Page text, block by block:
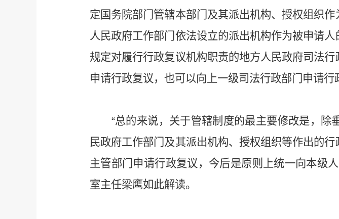
定国务院部门管辖本部门及其派出机构、授权组织
人民政府工作部门依法设立的派出机构作为被申请
规定对履行行政复议机构职责的地方人民政府司法
申请行政复议，也可以向上一级司法行政部门申请行
“总的来说，关于管辖制度的最主要修改是，
民政府工作部门及其派出机构、授权组织等作出的
主管部门申请行政复议，今后是原则上统一向本级
室主任梁鹰如此解读。